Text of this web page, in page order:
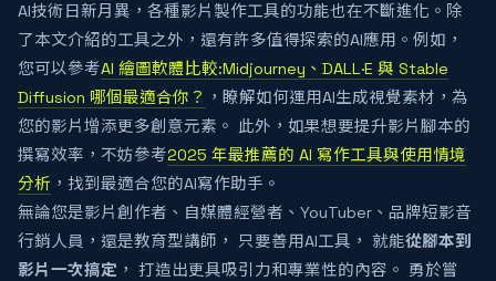
AI技術日新月異，各種影片製作工具的功能也在不斷進化。除
了本文介紹的工具之外，還有許多值得探索的AI應用。例如，
您可以參考AI 繪圖軟體比較:Midjourney、DALL·E 與 Stable
Diffusion 哪個最適合你？ ，瞭解如何運用AI生成視覺素材，為
您的影片增添更多創意元素。 此外，如果想要提升影片腳本的
撰寫效率，不妨參考2025 年最推薦的 AI 寫作工具與使用情境
分析 ，找到最適合您的AI寫作助手。
無論您是影片創作者、自媒體經營者、YouTuber、品牌短影音
行銷人員，還是教育型講師， 只要善用AI工具， 就能從腳本到
影片一次搞定 ， 打造出更具吸引力和專業性的內容。 勇於嘗